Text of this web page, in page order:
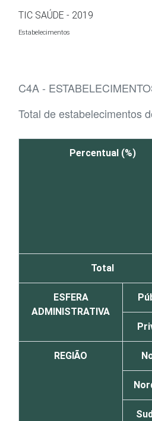
Ir para o conteúdo
TIC SAÚDE - 2019
Estabelecimentos
C4A -
Total de estabelecimentos
Percentual (%)
Total
ESFERA
ADMINISTRATIVA
REGIÃO